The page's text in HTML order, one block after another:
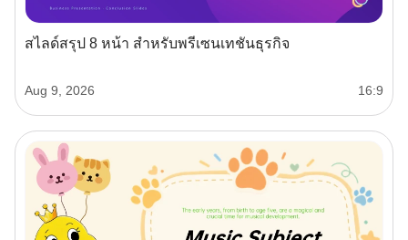
สไลด์สรุป 8 หน้า สำหรับพรีเซนเทชันธุรกิจ
Aug 9, 2026 16:9